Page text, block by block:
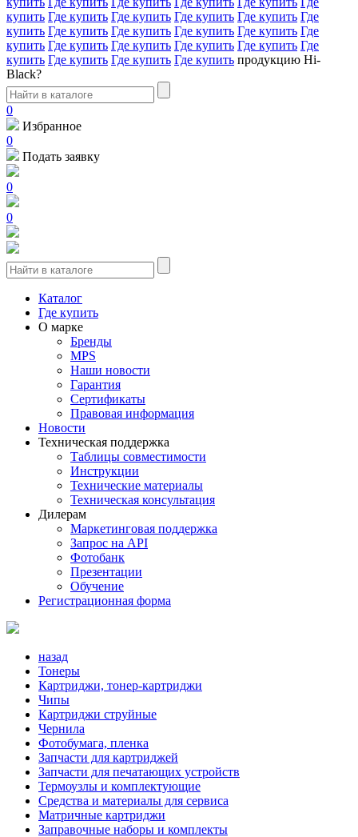
купить Где купить Где купить Где купить Где купить Где
купить Где купить Где купить Где купить Где купить Где
купить Где купить Где купить Где купить Где купить Где
купить Где купить Где купить Где купить продукцию Hi-
Black?
0
Избранное
0
Подать заявку
0
0
Каталог
Где купить
О марке
Бренды
MPS
Наши новости
Гарантия
Сертификаты
Правовая информация
Новости
Техническая поддержка
Таблицы совместимости
Инструкции
Технические материалы
Техническая консультация
Дилерам
Маркетинговая поддержка
Запрос на API
Фотобанк
Презентации
Обучение
Регистрационная форма
назад
Тонеры
Картриджи, тонер-картриджи
Чипы
Картриджи струйные
Чернила
Фотобумага, пленка
Запчасти для картриджей
Запчасти для печатающих устройств
Термоузлы и комплектующие
Средства и материалы для сервиса
Матричные картриджи
Заправочные наборы и комплекты